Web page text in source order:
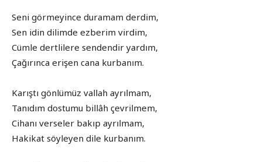
Seni görmeyince duramam derdim,
Sen idin dilimde ezberim virdim,
Cümle dertlilere sendendir yardım,
Çağırınca erişen cana kurbanım.
Karıştı gönlümüz vallah ayrılmam,
Tanıdım dostumu billâh çevrilmem,
Cihanı verseler bakıp ayrılmam,
Hakikat söyleyen dile kurbanım.